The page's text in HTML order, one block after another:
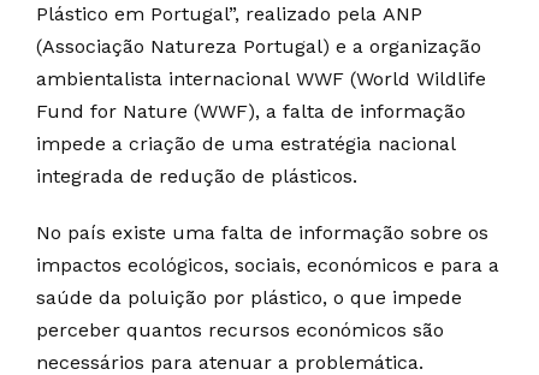
Plástico em Portugal”, realizado pela ANP
(Associação Natureza Portugal) e a organização
ambientalista internacional WWF (World Wildlife
Fund for Nature (WWF), a falta de informação
impede a criação de uma estratégia nacional
integrada de redução de plásticos.
No país existe uma falta de informação sobre os
impactos ecológicos, sociais, económicos e para a
saúde da poluição por plástico, o que impede
perceber quantos recursos económicos são
necessários para atenuar a problemática.